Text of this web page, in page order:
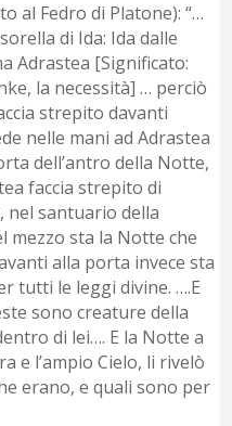
al Fedro di Platone): “…
di Ida: Ida dalle
Adrastea [Significato:
la necessità] … perciò
strepito davanti
nelle mani ad Adrastea
dell’antro della Notte,
faccia strepito di
nel santuario della
mezzo sta la Notte che
alla porta invece sta
tutti le leggi divine. ….E
sono creature della
di lei…. E la Notte a
e l’ampio Cielo, li rivelò
erano, e quali sono per